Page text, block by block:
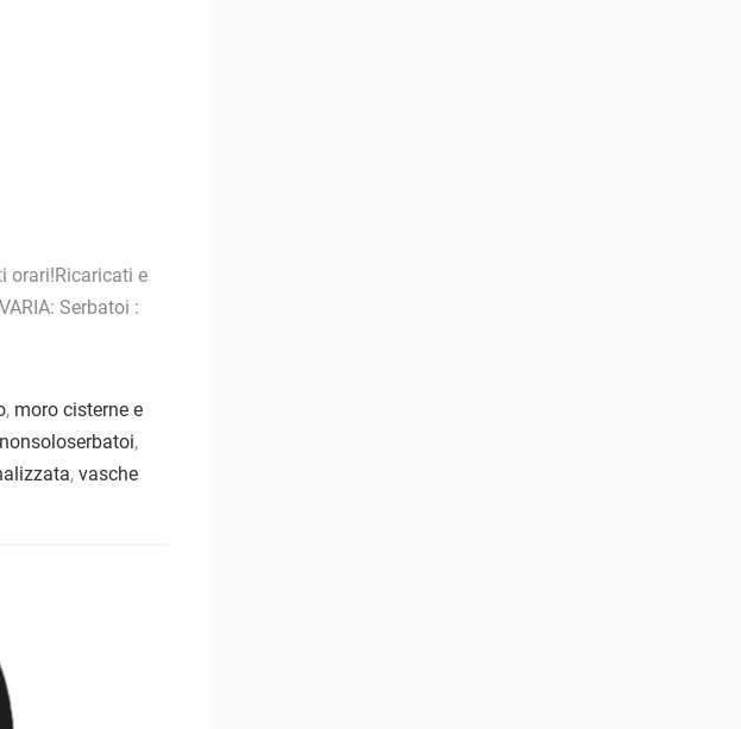
orari!Ricaricati e
Serbatoi :
, moro cisterne e
,
, vasche